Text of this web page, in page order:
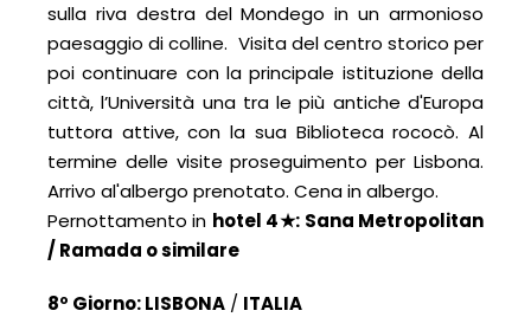
sulla riva destra del Mondego in un armonioso
paesaggio di colline. Visita del centro storico per
poi continuare con la principale istituzione della
città, l’Università una tra le più antiche d'Europa
tuttora attive, con la sua Biblioteca rococò. Al
termine delle visite proseguimento per Lisbona.
Arrivo al'albergo prenotato. Cena in albergo.
Pernottamento in hotel 4★: Sana Metropolitan
/ Ramada o similare
8º Giorno: LISBONA / ITALIA